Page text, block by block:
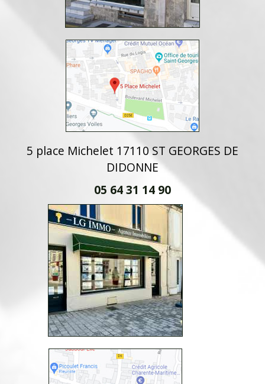
5 place Michelet 17110 ST GEORGES DE
DIDONNE
05 64 31 14 90